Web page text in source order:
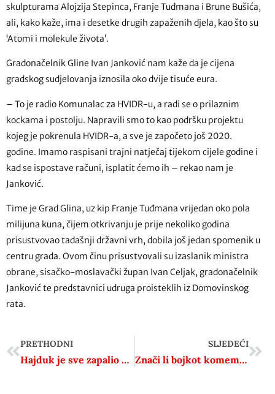
skulpturama Alojzija Stepinca, Franje Tuđmana i Brune Bušića,
ali, kako kaže, ima i desetke drugih zapaženih djela, kao što su
‘Atomi i molekule života’.
Gradonačelnik Gline Ivan Janković nam kaže da je cijena
gradskog sudjelovanja iznosila oko dvije tisuće eura.
– To je radio Komunalac za HVIDR-u, a radi se o prilaznim
kockama i postolju. Napravili smo to kao podršku projektu
kojeg je pokrenula HVIDR-a, a sve je započeto još 2020.
godine. Imamo raspisani trajni natječaj tijekom cijele godine i
kad se ispostave računi, isplatit ćemo ih – rekao nam je
Janković.
Time je Grad Glina, uz kip Franje Tuđmana vrijedan oko pola
milijuna kuna, čijem otkrivanju je prije nekoliko godina
prisustvovao tadašnji državni vrh, dobila još jedan spomenik u
centru grada. Ovom činu prisustvovali su izaslanik ministra
obrane, sisačko-moslavački župan Ivan Celjak, gradonačelnik
Janković te predstavnici udruga proisteklih iz Domovinskog
rata.
PRETHODNI
Hajduk je sve zapalio nakon iznenadnog pakta s Rusima: Neki spominju i Franju Tuđmana, ali sve je to jako čudno
SLJEDEĆI
Znači li bojkot komemoracije u Prijedoru Pupovčevo finalno distanciranje od Vučića? Još jedan detalj govori tome u prilog